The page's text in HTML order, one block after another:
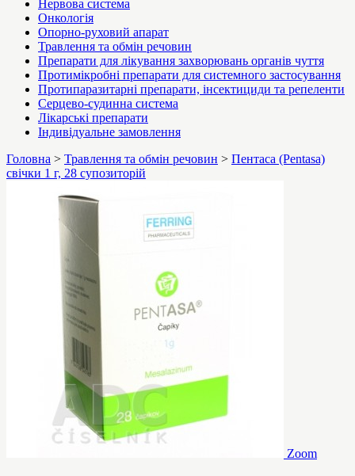
Нервова система
Онкологія
Опорно-руховий апарат
Травлення та обмін речовин
Препарати для лікування захворювань органів чуття
Протимікробні препарати для системного застосування
Протипаразитарні препарати, інсектициди та репеленти
Серцево-судинна система
Лікарські препарати
Індивідуальне замовлення
Головна > Травлення та обмін речовин > Пентаса (Pentasa)
свічки 1 г, 28 супозиторій
Zoom